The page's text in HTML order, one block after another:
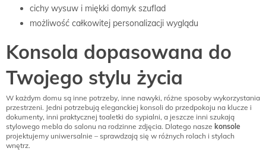
cichy wysuw i miękki domyk szuflad
możliwość całkowitej personalizacji wyglądu
Konsola dopasowana do
Twojego stylu życia
W każdym domu są inne potrzeby, inne nawyki, różne sposoby wykorzystania
przestrzeni. Jedni potrzebują eleganckiej konsoli do przedpokoju na klucze i
dokumenty, inni praktycznej toaletki do sypialni, a jeszcze inni szukają
stylowego mebla do salonu na rodzinne zdjęcia. Dlatego nasze konsole
projektujemy uniwersalnie – sprawdzają się w różnych rolach i stylach
wnętrz.